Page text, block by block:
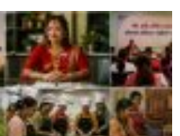
शिव भाइरल पहाड